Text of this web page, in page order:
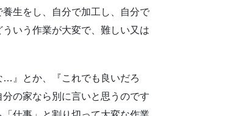
生をし、自分で加工し、自分で
いう作業が大変で、難しい又は
…』とか、『これでも良いだろ
の家なら別に言いと思うのです